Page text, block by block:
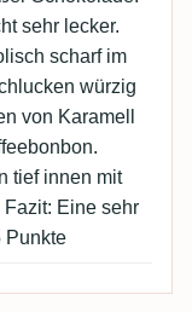
sehr lecker.
scharf im
würzig
von Karamell
tief innen mit
Fazit: Eine sehr
Punkte